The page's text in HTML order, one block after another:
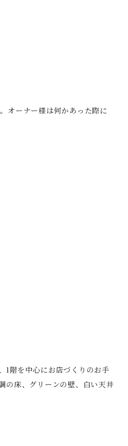
オーナー様は何かあった際に
1階を中心にお店づくりのお手
の床、グリーンの壁、白い天井